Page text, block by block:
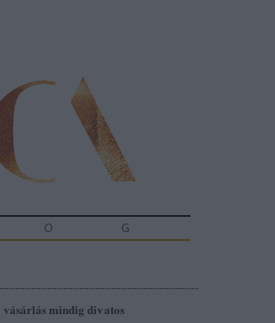
vásárlás mindig divatos